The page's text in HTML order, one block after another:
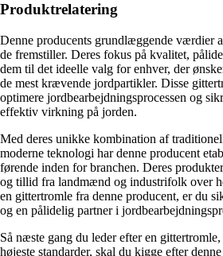
Produktrelatering
Denne producents grundlæggende værdier
de fremstiller. Deres fokus på kvalitet,
dem til det ideelle valg for enhver, der
de mest krævende jordpartikler. Disse
optimere jordbearbejdningsprocessen og
effektiv virkning på jorden.
Med deres unikke kombination af
moderne teknologi har denne producent
førende inden for branchen. Deres
og tillid fra landmænd og industrifolk over
en gittertromle fra denne producent, er du
og en pålidelig partner i
Så næste gang du leder efter en
højeste standarder, skal du kigge efter